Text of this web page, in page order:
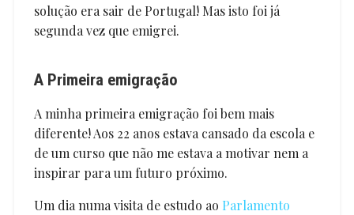
solução era sair de Portugal! Mas isto foi já
segunda vez que emigrei.
A Primeira emigração
A minha primeira emigração foi bem mais
diferente! Aos 22 anos estava cansado da escola e
de um curso que não me estava a motivar nem a
inspirar para um futuro próximo.
Um dia numa visita de estudo ao Parlamento